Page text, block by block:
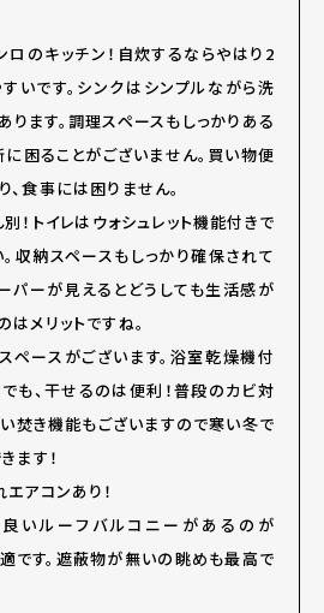
のキッチン！自炊するならやはり2
いです。シンクはシンプルながら洗
ります。調理スペースもしっかりある
に困ることがございません。買い物便
食事には困りません。
！トイレはウォシュレット機能付きで
収納スペースもしっかり確保されて
ーパーが見えるとどうしても生活感が
メリットですね。
ペースがございます。浴室乾燥機付
も、干せるのは便利！普段のカビ対
い焚き機能もございますので寒い冬で
ます！
アコンあり！
いルーフバルコニーがあるのが
です。遮蔽物が無いの眺めも最高で